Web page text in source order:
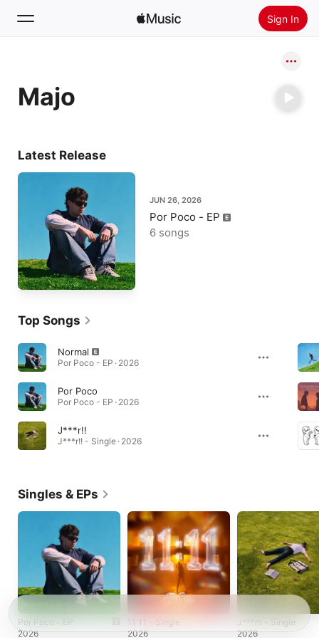
Sign In
Home
Majo
Latest Release
JUN 26, 2026
Por Poco - EP
6 songs
Top Songs
Normal
Por Poco - EP · 2026
Por Poco
Por Poco - EP · 2026
J***r!!
J***r!! - Single · 2026
Singles & EPs
Por Poco - EP
2026
11 11 - Single
2026
J***r!! - Single
2026